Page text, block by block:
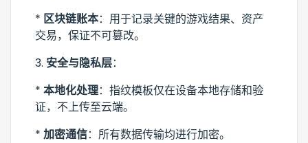
* 区块链账本：用于记录关键的游戏结果、资产
交易，保证不可篡改。
3. 安全与隐私层：
* 本地化处理：指纹模板仅在设备本地存储和验
证，不上传至云端。
* 加密通信：所有数据传输均进行加密。